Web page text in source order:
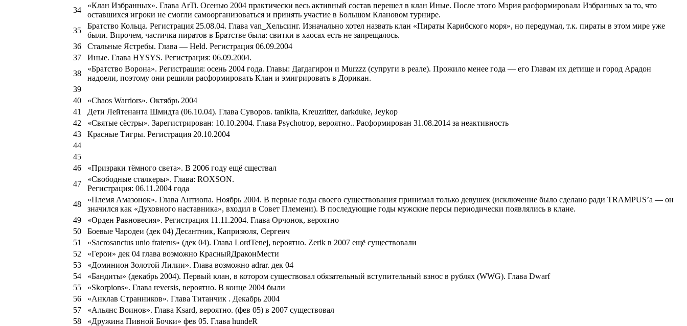
34
«Клан Избранных». Глава ArTi. Осенью 2004 практически весь активный состав перешел в клан Иные. После этого Мэрия расформировала Избранных за то, что
оставшихся игроки не смогли самоорганизоваться и принять участие в Большом Клановом турнире.
35
Братство Кольца. Регистрация 25.08.04. Глава van_Хельсинг. Изначально хотел назвать клан «Пираты Карибского моря», но передумал, т.к. пираты в этом мире уже
были. Впрочем, частичка пиратов в Братстве была: свитки в хаосах есть не запрещалось.
36
Стальные Ястребы. Глава — Held. Регистрация 06.09.2004
37
Иные. Глава HYSYS. Регистрация: 06.09.2004.
38
«Братство Ворона». Регистрация: осень 2004 года. Главы: Дагдагирон и Murzzz (супруги в реале). Прожило менее года — его Главам их детище и город Арадон
надоели, поэтому они решили расформировать Клан и эмигрировать в Дорикан.
39
40
«Chaos Warriors». Октябрь 2004
41
Дети Лейтенанта Шмидта (06.10.04). Глава Суворов. tanikita, Kreuzritter, darkduke, Jeykop
42
«Святые сёстры». Зарегистрирован: 10.10.2004. Глава Psychotrop, вероятно.. Расформирован 31.08.2014 за неактивность
43
Красные Тигры. Регистрация 20.10.2004
44
45
46
«Призраки тёмного света». В 2006 году ещё сществал
47
«Свободные сталкеры». Глава: ROXSON.
Регистрация: 06.11.2004 года
48
«Племя Амазонок». Глава Антиопа. Ноябрь 2004. В первые годы своего существования принимал только девушек (исключение было сделано ради TRAMPUS’а — он
значился как «Духовного наставника», входил в Совет Племени). В последующие годы мужские персы периодически появлялись в клане.
49
«Орден Равновесия». Регистрация 11.11.2004. Глава Орчонок, вероятно
50
Боевые Чародеи (дек 04) Десантник, Капризюля, Сергеич
51
«Sacrosanctus unio fraterus» (дек 04). Глава LordTenej, вероятно. Zerik в 2007 ещё существовали
52
«Герои» дек 04 глава возможно КрасныйДраконМести
53
«Доминион Золотой Лилии». Глава возможно adrar. дек 04
54
«Бандиты» (декабрь 2004). Первый клан, в котором существовал обязательный вступительный взнос в рублях (WWG). Глава Dwarf
55
«Skorpions». Глава reversis, вероятно. В конце 2004 были
56
«Анклав Странников». Глава Титанчик . Декабрь 2004
57
«Альянс Воинов». Глава Ksard, вероятно. (фев 05) в 2007 существовал
58
«Дружина Пивной Бочки» фев 05. Глава hundeR